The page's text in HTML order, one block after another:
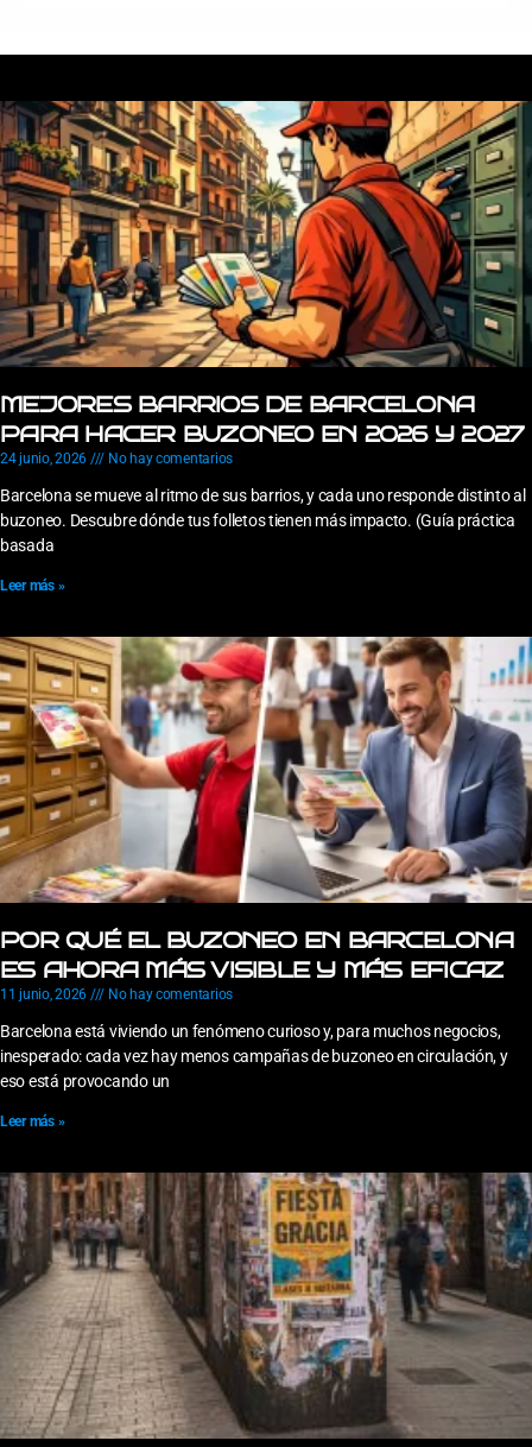
MEJORES BARRIOS DE BARCELONA
PARA HACER BUZONEO EN 2026 Y 2027
24 junio, 2026 No hay comentarios
Barcelona se mueve al ritmo de sus barrios, y cada uno responde distinto al
buzoneo. Descubre dónde tus folletos tienen más impacto. (Guía práctica
basada
Leer más »
POR QUÉ EL BUZONEO EN BARCELONA
ES AHORA MÁS VISIBLE Y MÁS EFICAZ
11 junio, 2026 No hay comentarios
Barcelona está viviendo un fenómeno curioso y, para muchos negocios,
inesperado: cada vez hay menos campañas de buzoneo en circulación, y
eso está provocando un
Leer más »